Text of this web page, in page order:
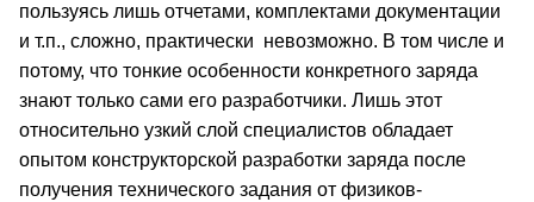
пользуясь лишь отчетами, комплектами документации
и т.п., сложно, практически невозможно. В том числе и
потому, что тонкие особенности конкретного заряда
знают только сами его разработчики. Лишь этот
относительно узкий слой специалистов обладает
опытом конструкторской разработки заряда после
получения технического задания от физиков-